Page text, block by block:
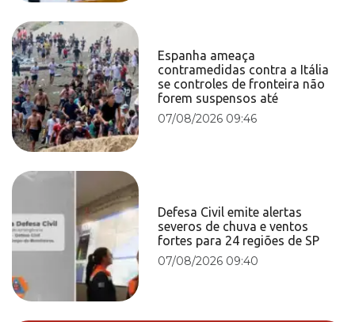
Espanha ameaça
contramedidas contra a Itália
se controles de fronteira não
forem suspensos até
07/08/2026 09:46
Defesa Civil emite alertas
severos de chuva e ventos
fortes para 24 regiões de SP
07/08/2026 09:40